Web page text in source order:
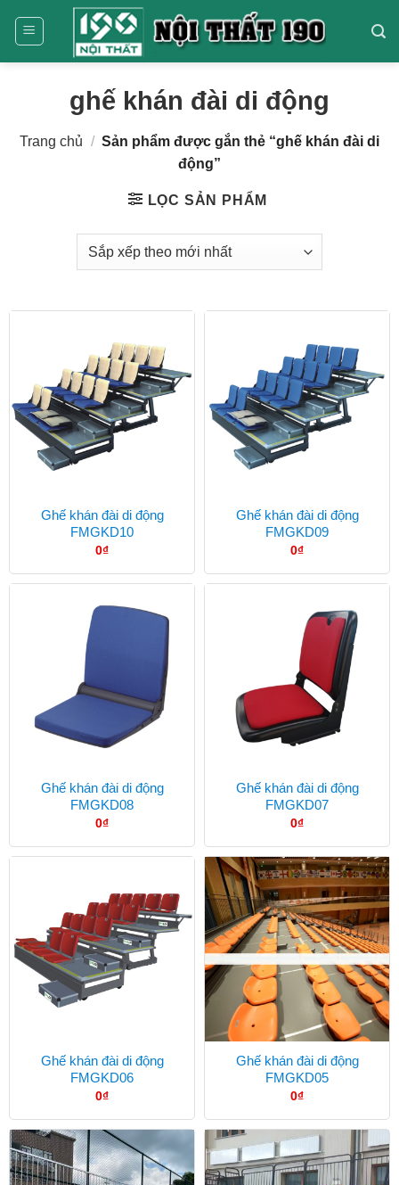
ghế khán đài di động
Trang chủ / Sản phẩm được gắn thẻ “ghế khán đài di
động”
LỌC SẢN PHẨM
Ghế khán đài di động
FMGKD10
0₫
Ghế khán đài di động
FMGKD09
0₫
Ghế khán đài di động
FMGKD08
0₫
Ghế khán đài di động
FMGKD07
0₫
Ghế khán đài di động
FMGKD06
0₫
Ghế khán đài di động
FMGKD05
0₫